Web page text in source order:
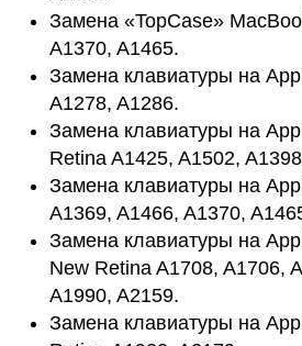
Замена «TopCase»
A1370, A1465.
Замена клавиатуры на
A1278, A1286.
Замена клавиатуры на
Retina A1425, A1502,
Замена клавиатуры на
A1369, A1466, A1370,
Замена клавиатуры на
New Retina A1708, A1706,
A1990, A2159.
Замена клавиатуры на